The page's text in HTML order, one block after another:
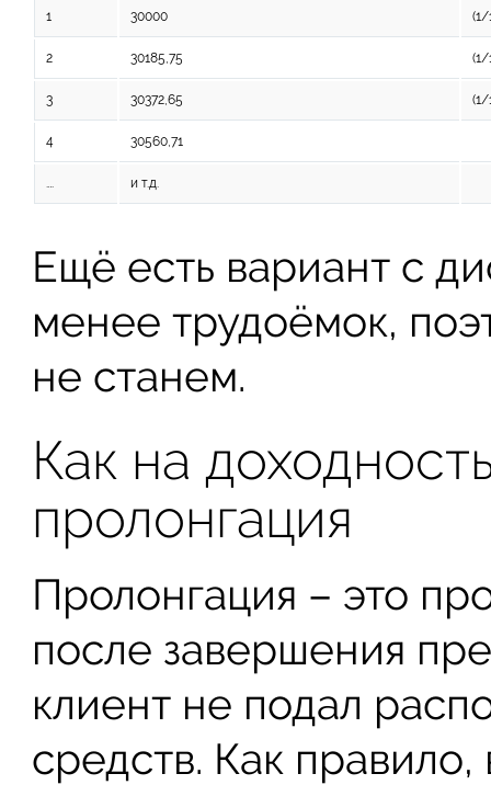
1 30000 (1/
2 30185,75 (1/
3 30372,65 (1/
4 30560,71
…. и т.д.
Ещё есть вариант с
менее трудоёмок,
не станем.
Как на
пролонгация
Пролонгация – это
после завершения
клиент не подал
средств. Как